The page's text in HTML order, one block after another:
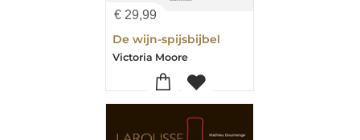
€ 29,99
De wijn-spijsbijbel
Victoria Moore